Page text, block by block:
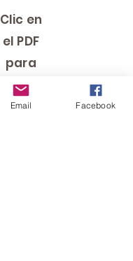
Clic en
el PDF
para
abrir
Email Facebook